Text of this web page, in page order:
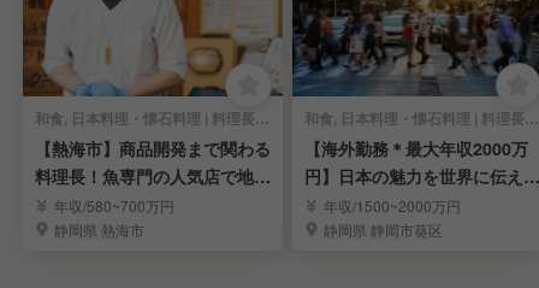
和食, 日本料理・懐石料理 | 料理長・料理長候補
【熱海市】商品開発まで関わる
料理長！魚専門の人気店で地域
活性化に貢献！
年収/580~700万円
静岡県 熱海市
和食, 日本料理・懐石料理 | 料理長・料理長候補
【海外勤務＊最大年収2000万
円】日本の魅力を世界に伝える
一大プロジェクト
年収/1500~2000万円
静岡県 静岡市葵区